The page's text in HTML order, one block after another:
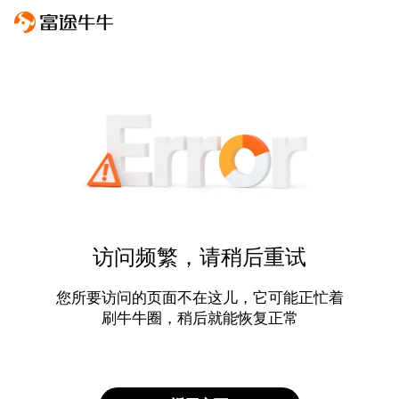
访问频繁，请稍后重试
您所要访问的页面不在这儿，它可能正忙着
刷牛牛圈，稍后就能恢复正常